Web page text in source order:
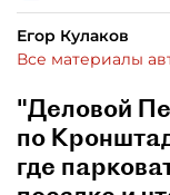
Егор Кулаков
Все материалы
"Деловой
по
где